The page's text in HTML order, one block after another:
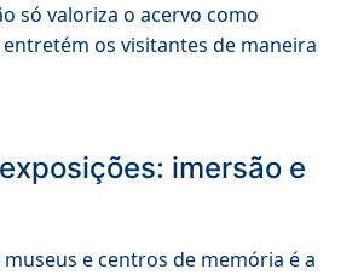
só valoriza o acervo como
os visitantes de maneira
imersão e
e centros de memória é a